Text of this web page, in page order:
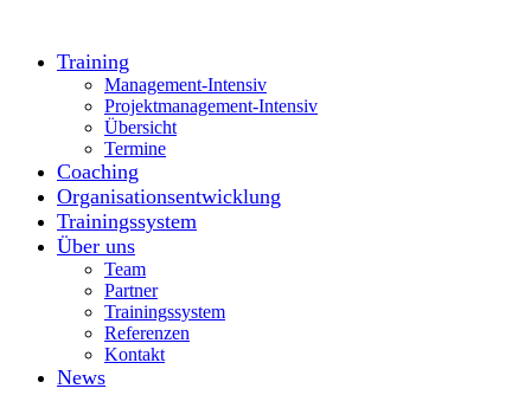
Training
Management-Intensiv
Projektmanagement-Intensiv
Übersicht
Termine
Coaching
Organisationsentwicklung
Trainingssystem
Über uns
Team
Partner
Trainingssystem
Referenzen
Kontakt
News